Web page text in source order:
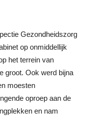
Gezondheidszorg
op onmiddellijk
het terrein van
groot. Ook werd bijna
moesten
oproep aan de
en nam